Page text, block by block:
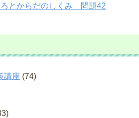
とからだのしくみ 問題42
講座 (74)